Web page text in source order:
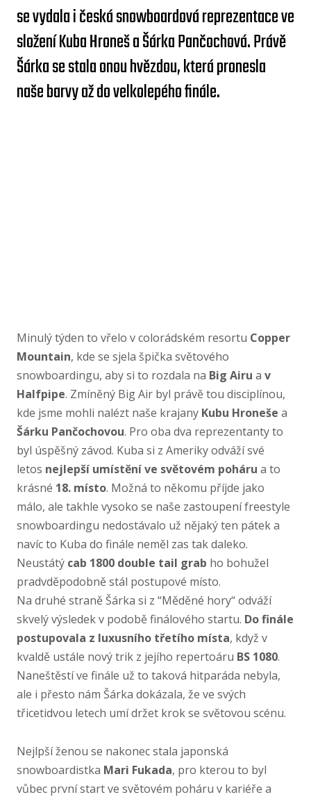
se vydala i česká snowboardová reprezentace ve
složení Kuba Hroneš a Šárka Pančochová. Právě
Šárka se stala onou hvězdou, která pronesla
naše barvy až do velkolepého finále.
Minulý týden to vřelo v colorádském resortu Copper
Mountain, kde se sjela špička světového
snowboardingu, aby si to rozdala na Big Airu a v
Halfpipe. Zmíněný Big Air byl právě tou disciplínou,
kde jsme mohli nalézt naše krajany Kubu Hroneše a
Šárku Pančochovou. Pro oba dva reprezentanty to
byl úspěšný závod. Kuba si z Ameriky odváží své
letos nejlepší umístění ve světovém poháru a to
krásné 18. místo. Možná to někomu příjde jako
málo, ale takhle vysoko se naše zastoupení freestyle
snowboardingu nedostávalo už nějaký ten pátek a
navíc to Kuba do finále neměl zas tak daleko.
Neustátý cab 1800 double tail grab ho bohužel
pradvděpodobně stál postupové místo.
Na druhé straně Šárka si z “Měděné hory“ odváží
skvelý výsledek v podobě finálového startu. Do finále
postupovala z luxusního třetího místa, když v
kvaldě ustále nový trik z jejího repertoáru BS 1080.
Naneštěstí ve finále už to taková hitparáda nebyla,
ale i přesto nám Šárka dokázala, že ve svých
třicetidvou letech umí držet krok se světovou scénu.
Nejlpší ženou se nakonec stala japonská
snowboardistka Mari Fukada, pro kterou to byl
vůbec první start ve světovém poháru v kariéře a